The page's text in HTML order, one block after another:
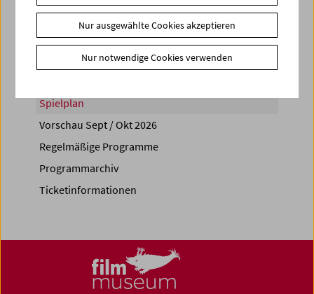
Share on
Spielplan
Vorschau Sept / Okt 2026
Regelmäßige Programme
Programmarchiv
Ticketinformationen
Nur ausgewählte Cookies akzeptieren
Nur notwendige Cookies verwenden